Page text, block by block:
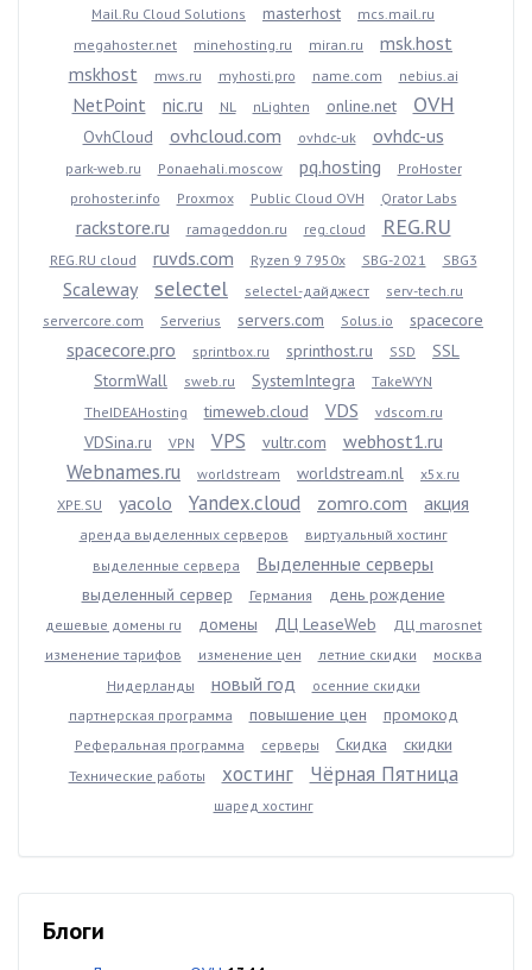
Mail.Ru Cloud Solutions
masterhost
mcs.mail.ru
megahoster.net
minehosting.ru miran.ru
msk.host
mskhost
mws.ru myhosti.pro name.com nebius.ai
NetPoint nic.ru NL nLighten online.net OVH
OvhCloud ovhcloud.com ovhdc-uk ovhdc-us
park-web.ru Ponaehali.moscow pq.hosting
ProHoster
prohoster.info
Proxmox Public Cloud OVH Qrator Labs
rackstore.ru ramageddon.ru reg.cloud REG.RU
REG.RU cloud ruvds.com Ryzen 9 7950x SBG-2021 SBG3
Scaleway selectel selectel-дайджест
serv-tech.ru
servercore.com
Serverius servers.com Solus.io spacecore
spacecore.pro sprintbox.ru sprinthost.ru SSD
SSL
StormWall
sweb.ru SystemIntegra
TakeWYN
TheIDEAHosting
timeweb.cloud VDS vdscom.ru
VDSina.ru VPN VPS vultr.com webhost1.ru
Webnames.ru worldstream worldstream.nl
x5x.ru
XPE.SU
yacolo Yandex.cloud zomro.com акция
аренда выделенных серверов
виртуальный хостинг
выделенные сервера
Выделенные серверы
выделенный сервер Германия день рождение
дешевые домены ru домены ДЦ LeaseWeb
ДЦ marosnet
изменение тарифов
изменение цен летние скидки
москва
Нидерланды
новый год
осенние скидки
партнерская программа
повышение цен промокод
Реферальная программа серверы Скидка скидки
Технические работы хостинг Чёрная Пятница
шаред хостинг
Блоги